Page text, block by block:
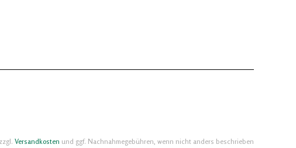
Versandkosten und ggf. Nachnahmegebühren, wenn nicht anders beschrieben